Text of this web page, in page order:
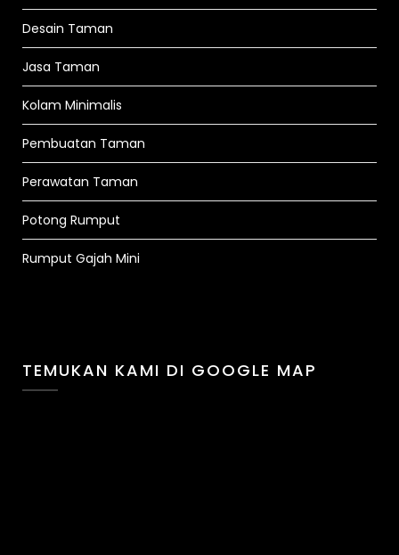
Desain Taman
Jasa Taman
Kolam Minimalis
Pembuatan Taman
Perawatan Taman
Potong Rumput
Rumput Gajah Mini
TEMUKAN KAMI DI GOOGLE MAP